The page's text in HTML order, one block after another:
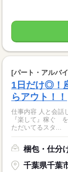
[パート・アルバ
1日だけ◎！
らアウト！！
仕事内容 人と会話したくないな..... 疲れるのは嫌だな。。。 など
『楽して』稼ぐ を叶えます。 人気のお
ただいてるスタ...
梱包・仕分
千葉県千葉